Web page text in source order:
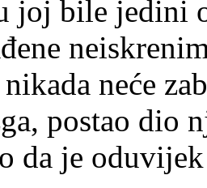
joj bile jedini
neće
postao dio
da je